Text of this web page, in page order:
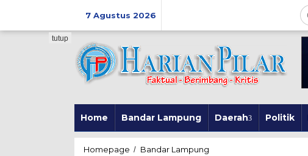
7 Agustus 2026
Home Bandar Lampung Daerah Politik
tutup
Homepage / Bandar Lampung